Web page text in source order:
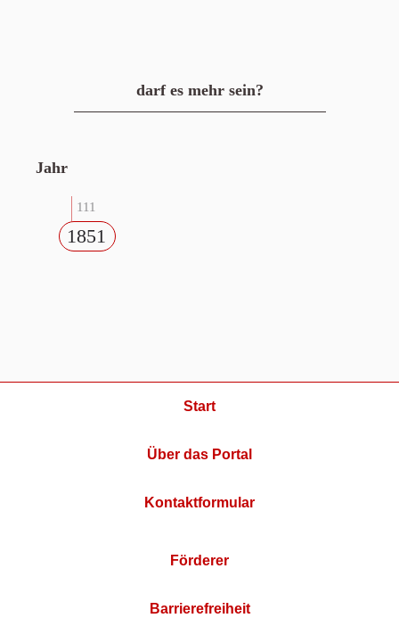
darf es mehr sein?
Jahr
111
1851
Start
Über das Portal
Kontaktformular
Förderer
Barrierefreiheit